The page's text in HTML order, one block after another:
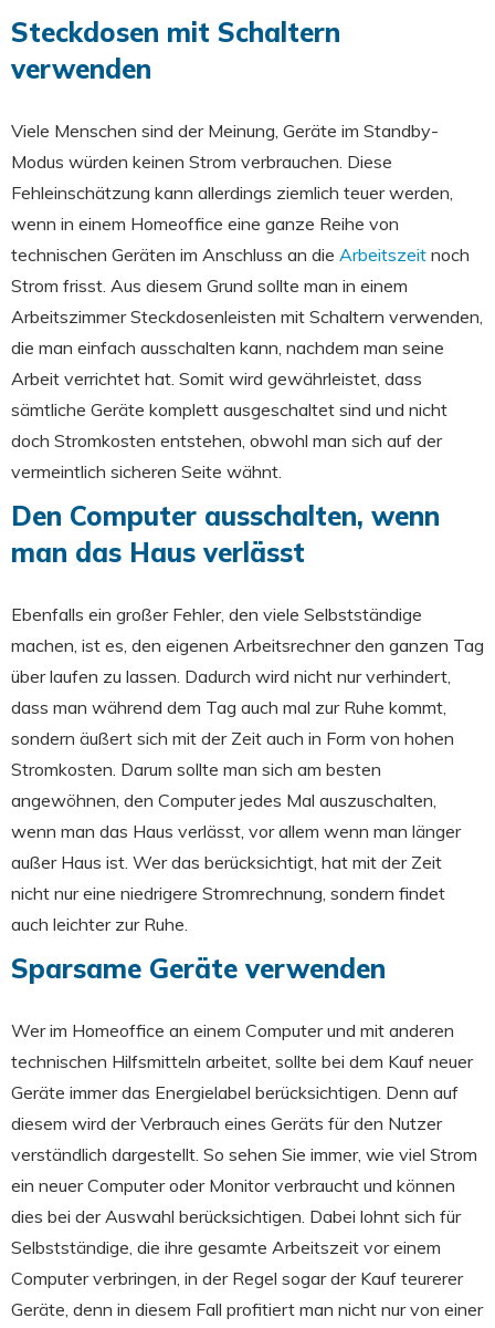
Steckdosen mit Schaltern
verwenden
Viele Menschen sind der Meinung, Geräte im Standby-
Modus würden keinen Strom verbrauchen. Diese
Fehleinschätzung kann allerdings ziemlich teuer werden,
wenn in einem Homeoffice eine ganze Reihe von
technischen Geräten im Anschluss an die Arbeitszeit noch
Strom frisst. Aus diesem Grund sollte man in einem
Arbeitszimmer Steckdosenleisten mit Schaltern verwenden,
die man einfach ausschalten kann, nachdem man seine
Arbeit verrichtet hat. Somit wird gewährleistet, dass
sämtliche Geräte komplett ausgeschaltet sind und nicht
doch Stromkosten entstehen, obwohl man sich auf der
vermeintlich sicheren Seite wähnt.
Den Computer ausschalten, wenn
man das Haus verlässt
Ebenfalls ein großer Fehler, den viele Selbstständige
machen, ist es, den eigenen Arbeitsrechner den ganzen Tag
über laufen zu lassen. Dadurch wird nicht nur verhindert,
dass man während dem Tag auch mal zur Ruhe kommt,
sondern äußert sich mit der Zeit auch in Form von hohen
Stromkosten. Darum sollte man sich am besten
angewöhnen, den Computer jedes Mal auszuschalten,
wenn man das Haus verlässt, vor allem wenn man länger
außer Haus ist. Wer das berücksichtigt, hat mit der Zeit
nicht nur eine niedrigere Stromrechnung, sondern findet
auch leichter zur Ruhe.
Sparsame Geräte verwenden
Wer im Homeoffice an einem Computer und mit anderen
technischen Hilfsmitteln arbeitet, sollte bei dem Kauf neuer
Geräte immer das Energielabel berücksichtigen. Denn auf
diesem wird der Verbrauch eines Geräts für den Nutzer
verständlich dargestellt. So sehen Sie immer, wie viel Strom
ein neuer Computer oder Monitor verbraucht und können
dies bei der Auswahl berücksichtigen. Dabei lohnt sich für
Selbstständige, die ihre gesamte Arbeitszeit vor einem
Computer verbringen, in der Regel sogar der Kauf teurerer
Geräte, denn in diesem Fall profitiert man nicht nur von einer